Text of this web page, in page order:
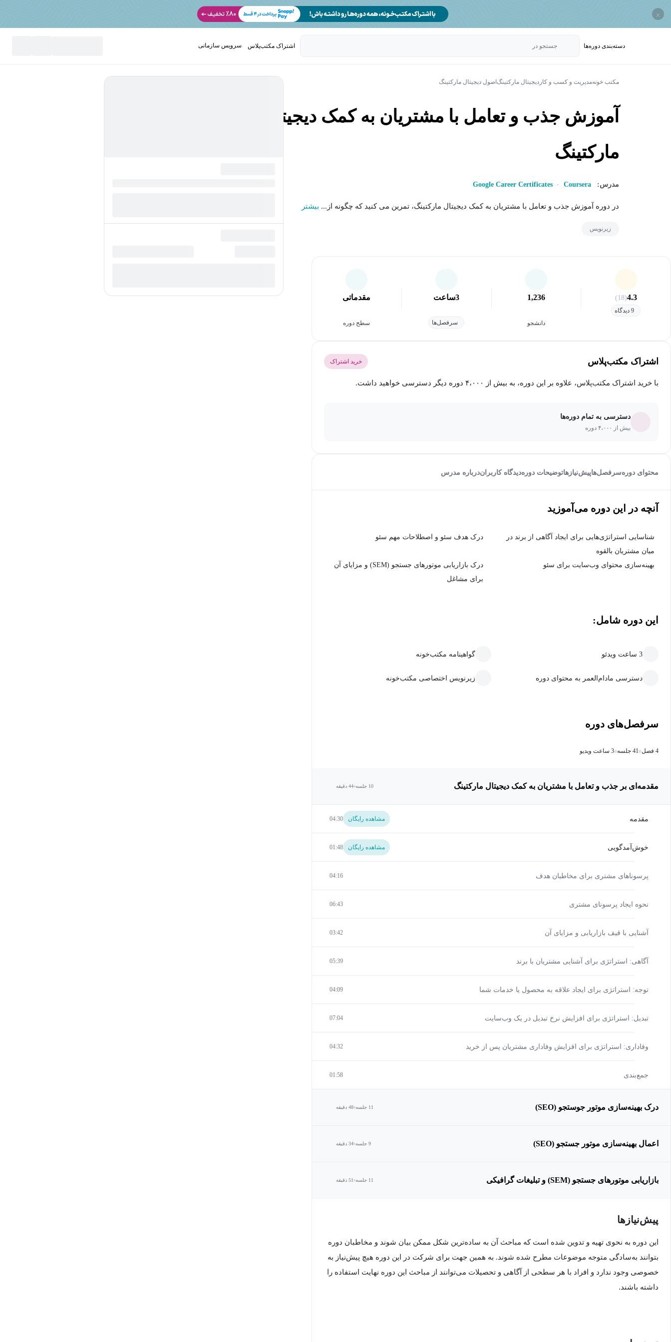
×
دسته‌بندی‌ دوره‌ها جستجو در اشتراک مکتب‌پلاس سرویس سازمانی
مکتب خونهمدیریت و کسب و کار دیجیتال مارکتینگ اصول دیجیتال مارکتینگ
آموزش جذب و تعامل با مشتریان به کمک دیجیتال
مارکتینگ
مدرس: Coursera
Google Career Certificates
در دوره آموزش جذب و تعامل با مشتریان به کمک دیجیتال مارکتینگ، تمرین می کنید که چگونه از... بیشتر
زیرنویس
4.3
(18)
9 دیدگاه
1,236
دانشجو
3ساعت
سرفصل‌ها
مقدماتی
سطح دوره
اشتراک مکتب‌پلاس خرید اشتراک
با خرید اشتراک مکتب‌پلاس، علاوه بر این دوره، به بیش از ۴،۰۰۰ دوره دیگر دسترسی خواهید داشت.
دسترسی به تمام دوره‌ها
بیش از ۴،۰۰۰ دوره
محتوای دورهسرفصل‌هاپیش‌نیاز‌هاتوضیحات دورهدیدگاه کاربراندرباره مدرس
آنچه در این دوره می‌آموزید
شناسایی استراتژی‌هایی برای ایجاد آگاهی از برند در
میان مشتریان بالقوه
درک هدف سئو و اصطلاحات مهم سئو
بهینه‌سازی محتوای وب‌سایت برای سئو
درک بازاریابی موتورهای جستجو (SEM) و مزایای آن
برای مشاغل
این دوره شامل:
3 ساعت ویدئو گواهینامه مکتب‌خونه
دسترسی مادام‌العمر به محتوای دوره زیرنویس اختصاصی مکتب‌خونه
سرفصل‌های دوره
4 فصل 41 جلسه 3 ساعت ویدیو
مقدمه‌ای بر جذب و تعامل با مشتریان به کمک دیجیتال مارکتینگ 10 جلسه 44 دقیقه
مقدمه مشاهده رایگان 04:30
خوش‌آمدگویی مشاهده رایگان 01:48
پرسوناهای مشتری برای مخاطبان هدف 04:16
نحوه ایجاد پرسونای مشتری 06:43
آشنایی با قیف بازاریابی و مزایای آن 03:42
آگاهی: استراتژی‎‌ برای آشنایی مشتریان با برند 05:39
توجه: استراتژی برای ایجاد علاقه به محصول یا خدمات شما 04:09
تبدیل: استراتژی برای افزایش نرخ تبدیل در یک وب‌سایت 07:04
وفاداری: استراتژی برای افزایش وفاداری مشتریان پس از خرید 04:32
جمع‌بندی 01:58
درک بهینه‌سازی موتور جوستجو (SEO) 11 جلسه 48 دقیقه
اعمال بهینه‌سازی موتور جستجو (SEO) 9 جلسه 34 دقیقه
بازاریابی موتورهای جستجو (SEM) و تبلیغات گرافیکی 11 جلسه 51 دقیقه
پیش‌نیاز‌ها
این دوره به نحوی تهیه و تدوین شده است که مباحث آن به ساده‌ترین شکل ممکن بیان شوند و مخاطبان دوره
بتوانند به‌سادگی متوجه موضوعات مطرح شده شوند. به همین جهت برای شرکت در این دوره هیچ پیش‌نیاز به
خصوصی وجود ندارد و افراد با هر سطحی از آگاهی و تحصیلات می‌توانند از مباحث این دوره نهایت استفاده را
داشته باشند.